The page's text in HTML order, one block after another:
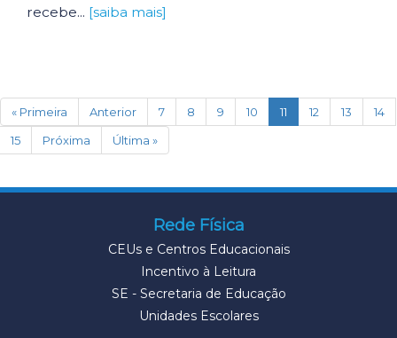
recebe... [saiba mais]
« Primeira Anterior 7 8 9 10 11 (current)
12 13
14
15
Próxima Última »
Rede Física
CEUs e Centros Educacionais
Incentivo à Leitura
SE - Secretaria de Educação
Unidades Escolares